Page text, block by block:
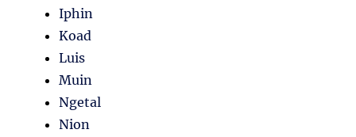
Iphin
Koad
Luis
Muin
Ngetal
Nion